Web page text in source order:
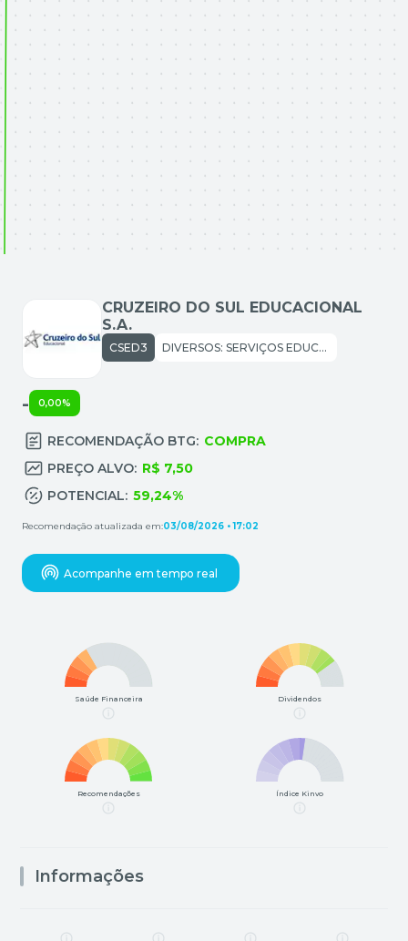
CRUZEIRO DO SUL EDUCACIONAL
S.A.
CSED3 DIVERSOS: SERVIÇOS EDUCACIONAIS
Acompanhe em tempo real
- 0,00%
RECOMENDAÇÃO BTG: COMPRA
PREÇO ALVO: R$ 7,50
POTENCIAL: 59,24%
Recomendação atualizada em:03/08/2026 • 17:02
Saúde Financeira Dividendos
Recomendações Índice Kinvo
Informações